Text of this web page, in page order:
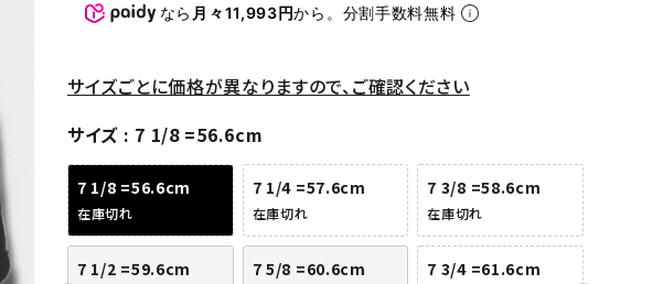
なら 月々11,993円から。分割手数料無料
サイズごとに価格が異なりますので、ご確認ください
サイズ
7 1/8 =56.6cm
7 1/8 =56.6cm
在庫切れ
7 1/4 =57.6cm
在庫切れ
7 3/8 =58.6cm
在庫切れ
7 1/2 =59.6cm 7 5/8 =60.6cm 7 3/4 =61.6cm